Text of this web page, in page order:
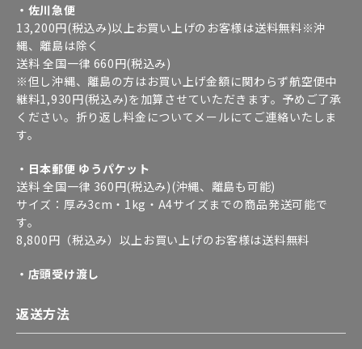
・佐川急便
13,200円(税込み)以上お買い上げのお客様は送料無料※沖
縄、離島は除く
送料 全国一律 660円(税込み)
※但し沖縄、離島の方はお買い上げ金額に関わらず航空便中
継料1,930円(税込み)を加算させていただきます。予めご了承
ください。折り返し料金についてメールにてご連絡いたしま
す。
・日本郵便 ゆうパケット
送料 全国一律 360円(税込み)(沖縄、離島も可能)
サイズ：厚み3cm・1kg・A4サイズまでの商品発送可能で
す。
8,800円（税込み）以上お買い上げのお客様は送料無料
・店頭受け渡し
返送方法